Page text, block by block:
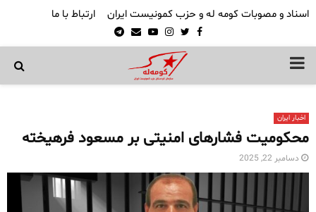
اسناد و مصوبات کومه له و حزب کمونیست ایران ارتباط با ما
Facebook
Twitter
Instagram
Youtube
Email
Telegram
PRIMARY
اخبار ایران
محکومیت فشارهای امنیتی بر مسعود فرهیخته
دسامبر 22, 2025